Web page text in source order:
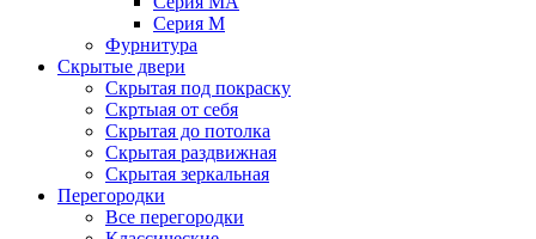
Серия M
Фурнитура
Скрытые двери
Скрытая под покраску
Скртыая от себя
Скрытая до потолка
Скрытая раздвижная
Скрытая зеркальная
Перегородки
Все перегородки